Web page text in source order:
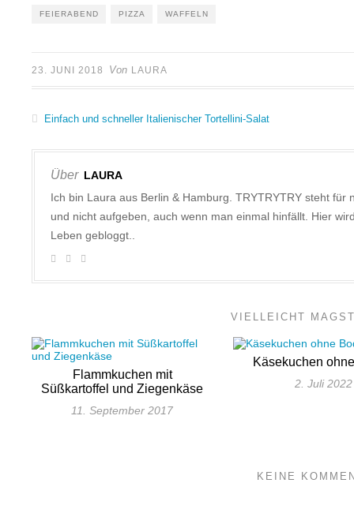
FEIERABEND PIZZA WAFFELN
23. JUNI 2018 Von LAURA
Einfach und schneller Italienischer Tortellini-Salat
Über LAURA
Ich bin Laura aus Berlin & Hamburg. TRYTRYTRY steht
und nicht aufgeben, auch wenn man einmal hinfällt. Hier
Leben gebloggt..
VIELLEICHT
Flammkuchen mit
Süßkartoffel und Ziegenkäse
11. September 2017
Käsekuchen
2. Juli 2022
KEINE